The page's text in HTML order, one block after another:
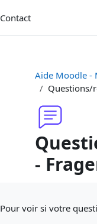
Contact
Aide Moodle -
Questions/
-
Pour voir si votre